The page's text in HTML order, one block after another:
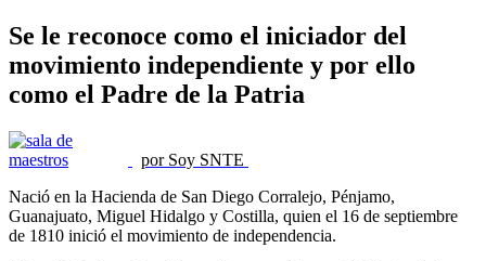
Se le reconoce como el iniciador del
movimiento independiente y por ello
como el Padre de la Patria
por Soy SNTE
Nació en la Hacienda de San Diego Corralejo, Pénjamo,
Guanajuato, Miguel Hidalgo y Costilla, quien el 16 de septiembre
de 1810 inició el movimiento de independencia.